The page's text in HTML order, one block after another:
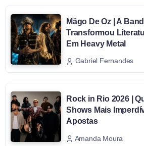
Mägo De Oz | A
Transformou
Em Heavy Metal
Gabriel Fernandes
Rock in Rio 2026 |
Shows Mais
Apostas
Amanda Moura